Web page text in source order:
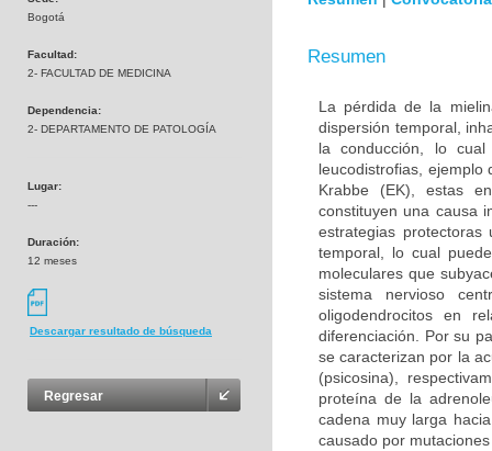
Bogotá
Facultad:
2- FACULTAD DE MEDICINA
Dependencia:
2- DEPARTAMENTO DE PATOLOGÍA
Lugar:
---
Duración:
12 meses
Descargar resultado de búsqueda
Regresar
Resumen
La pérdida de la
dispersión temporal,
la conducción, lo cual
leucodistrofias,
Krabbe (EK), estas
constituyen una causa
estrategias protectoras
temporal, lo cual
moleculares que
sistema nervioso
oligodendrocitos en
diferenciación. Por su
se caracterizan por la
(psicosina),
proteína de la
cadena muy larga
causado por